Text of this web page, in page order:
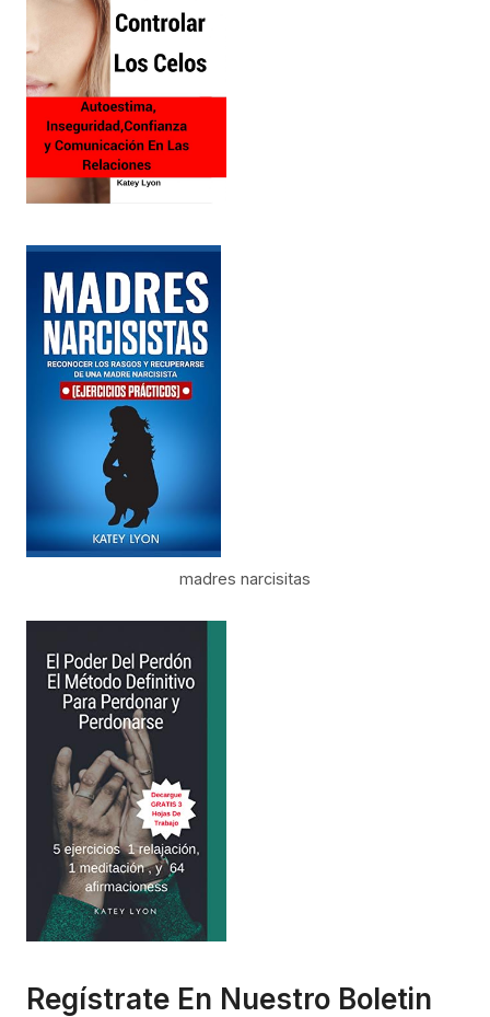
madres narcisitas
Regístrate En Nuestro Boletin